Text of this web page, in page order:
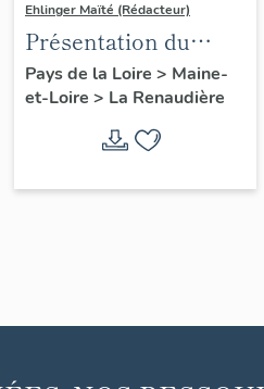
Ehlinger Maïté (Rédacteur)
Présentation du
patrimoine
industriel de la
commune de La
Pays de la Loire > Maine-
et-Loire > La Renaudière